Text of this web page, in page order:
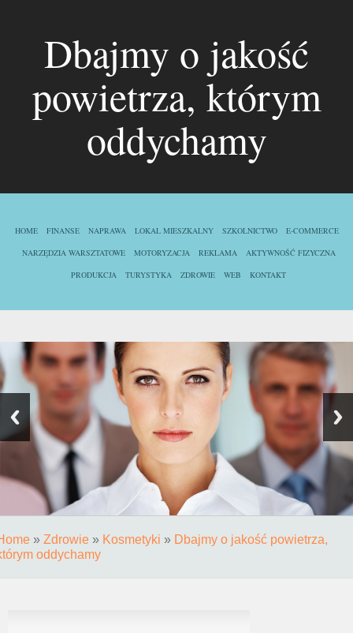
Dbajmy o jakość
powietrza, którym
oddychamy
HOME FINANSE NAPRAWA LOKAL MIESZKALNY SZKOLNICTWO
E-COMMERCE
NARZĘDZIA WARSZTATOWE
MOTORYZACJA REKLAMA
AKTYWNOŚĆ FIZYCZNA
PRODUKCJA
TURYSTYKA ZDROWIE WEB KONTAKT
» Zdrowie » Kosmetyki » Dbajmy o jakość powietrza,
oddychamy